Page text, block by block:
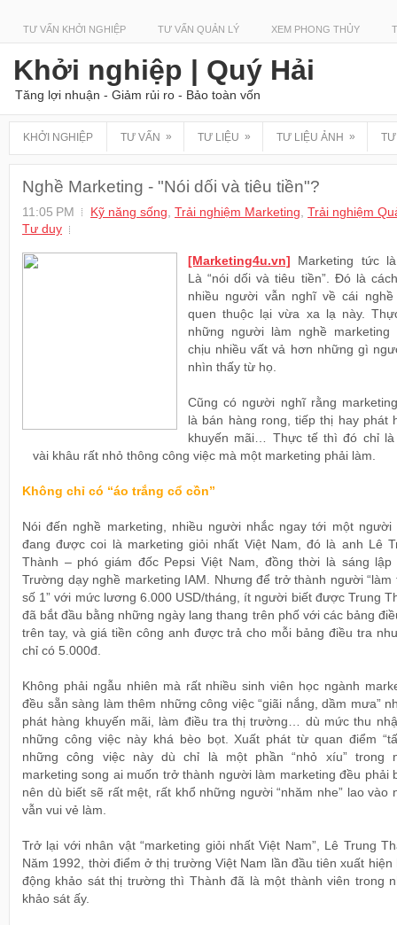
TƯ VẤN KHỞI NGHIỆP TƯ VẤN QUẢN LÝ XEM PHONG THỦY
Khởi nghiệp | Quý Hải
Tăng lợi nhuận - Giảm rủi ro - Bảo toàn vốn
KHỞI NGHIỆP TƯ VẤN » TƯ LIỆU » TƯ LIỆU ẢNH »
Nghề Marketing - "Nói dối và tiêu tiền"?
11:05 PM Kỹ năng sống, Trải nghiệm Marketing, Trải nghiệm
Tư duy
[Marketing4u.vn]
Marketing tức
Là “nói dối và tiêu tiền”. Đó là
nhiều người vẫn nghĩ về cái nghề
quen thuộc lại vừa xa lạ này.
những người làm nghề marketing
chịu nhiều vất vả hơn những gì
nhìn thấy từ họ.
Cũng có người nghĩ rằng
là bán hàng rong, tiếp thị hay phát
khuyến mãi… Thực tế thì đó chỉ là
vài khâu rất nhỏ thông công việc mà một marketing phải làm.
Không chỉ có “áo trắng cổ cồn”
Nói đến nghề marketing, nhiều người nhắc ngay tới một người
đang được coi là marketing giỏi nhất Việt Nam, đó là anh Lê
Thành – phó giám đốc Pepsi Việt Nam, đồng thời là sáng lập
Trường dạy nghề marketing IAM. Nhưng để trở thành người “làm
số 1” với mức lương 6.000 USD/tháng, ít người biết được Trung
đã bắt đầu bằng những ngày lang thang trên phố với các bảng
trên tay, và giá tiền công anh được trả cho mỗi bảng điều tra
chỉ có 5.000đ.
Không phải ngẫu nhiên mà rất nhiều sinh viên học ngành
đều sẵn sàng làm thêm những công việc “giãi nắng, dầm mưa”
phát hàng khuyến mãi, làm điều tra thị trường… dù mức thu
những công việc này khá bèo bọt. Xuất phát từ quan điểm
những công việc này dù chỉ là một phần “nhỏ xíu” trong
marketing song ai muốn trở thành người làm marketing đều phải
nên dù biết sẽ rất mệt, rất khổ những người “nhăm nhe” lao vào
vẫn vui vẻ làm.
Trở lại với nhân vật “marketing giỏi nhất Việt Nam”, Lê Trung
Năm 1992, thời điểm ở thị trường Việt Nam lần đầu tiên xuất hiện
động khảo sát thị trường thì Thành đã là một thành viên trong
khảo sát ấy.